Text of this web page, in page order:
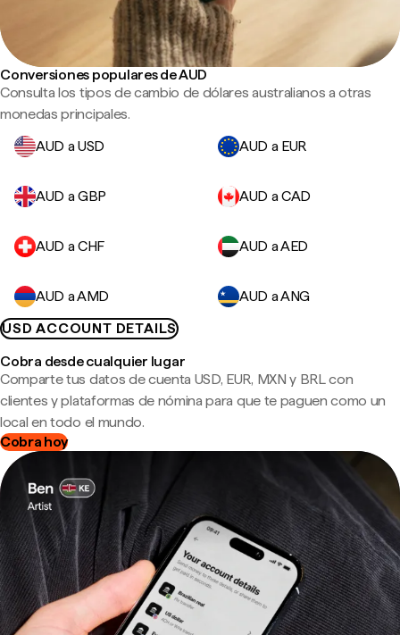
Conversiones populares de AUD
Consulta los tipos de cambio de dólares australianos a otras
monedas principales.
AUD a USD
AUD a EUR
AUD a GBP AUD a CAD
AUD a CHF AUD a AED
AUD a AMD
AUD a ANG
USD ACCOUNT DETAILS
Cobra desde cualquier lugar
Comparte tus datos de cuenta USD, EUR, MXN y BRL con
clientes y plataformas de nómina para que te paguen como un
local en todo el mundo.
Cobra hoy